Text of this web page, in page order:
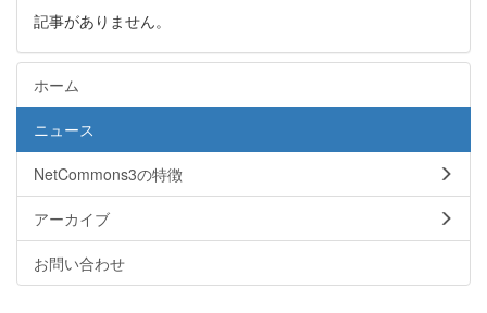
記事がありません。
ホーム
ニュース
NetCommons3の特徴
アーカイブ
お問い合わせ